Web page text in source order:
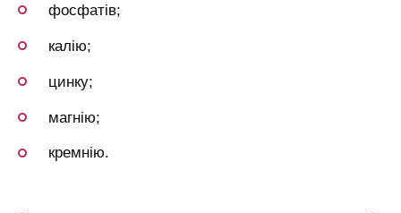
фосфатів;
калію;
цинку;
магнію;
кремнію.